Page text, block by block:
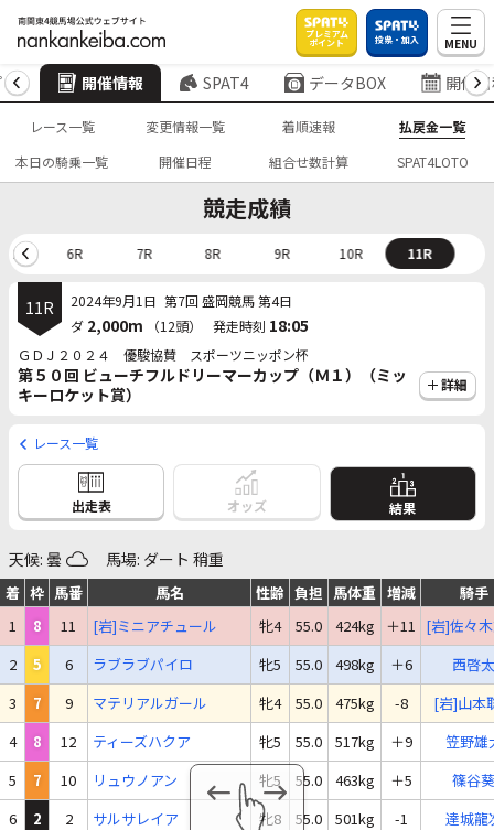
プレミアム
ポイント 投票・加入 MENU
開催情報 SPAT4 データBOX 開催
レース一覧 変更情報一覧 着順速報
払戻金一覧
本日の騎乗一覧
開催日程 組合せ数計算 SPAT4LOTO
競走成績
6R 7R 8R 9R 10R 11R
11R 2024年9月1日 第7回 盛岡競馬 第4日
ダ 2,000m （12頭） 発走時刻 18:05
ＧＤＪ２０２４ 優駿協賛 スポーツニッポン杯
第５０回 ビューチフルドリーマーカップ（Ｍ１）（ミッ
キーロケット賞）
詳細
レース一覧
出走表 オッズ 結果
天候: 曇 馬場: ダート 稍重
着 枠 馬番 馬名 性齢 負担 馬体重 増減
騎手
1
8 11 [岩]ミニアチュール 牝4 55.0 424kg ＋11 [岩]佐々
2
5 6 ラブラブパイロ 牝5 55.0 498kg ＋6
西啓太
3
7 9 マテリアルガール 牝4 55.0 475kg -8
[岩]山本
4
8 12 ティーズハクア 牝5 55.0 517kg ＋9
笠野雄
5
7 10 リュウノアン 牝5 55.0 463kg ＋5
篠谷葵
6
2 2 サルサレイア 牝8 55.0 501kg -1
達城龍